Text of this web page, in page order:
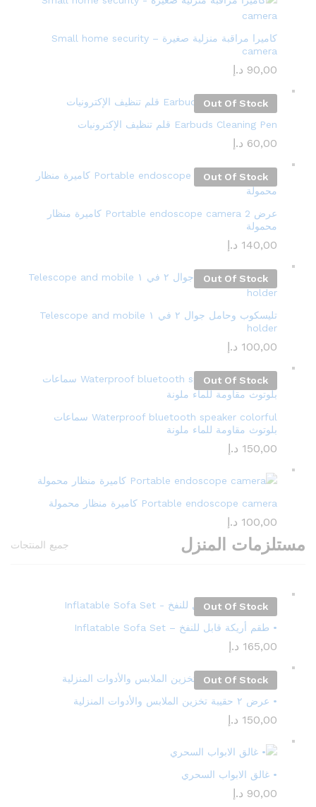
كاميرا مراقبة منزلية صغيرة – Small home security
camera
90,00 د.إ
Out Of Stock
Earbuds Cleaning Pen قلم تنظيف الإكترونيات
60,00 د.إ
Out Of Stock
عرض 2 Portable endoscope camera كاميرة منظار
محمولة
140,00 د.إ
Out Of Stock
تليسكوب وحامل جوال ٢ في ١ Telescope and mobile
holder
100,00 د.إ
Out Of Stock
Waterproof bluetooth speaker colorful سماعات
بلوتوث مقاومة للماء ملونة
150,00 د.إ
Portable endoscope camera كاميرة منظار محمولة
100,00 د.إ
مستلزمات المنزل جميع المنتجات
Out Of Stock
• طقم أريكة قابل للنفخ – Inflatable Sofa Set
165,00 د.إ
Out Of Stock
• عرض ٢ حقيبة تخزين الملابس والأدوات المنزلية
150,00 د.إ
• غالق الابواب السحري
90,00 د.إ